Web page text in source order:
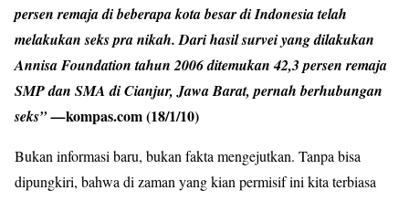
persen remaja di beberapa kota besar di Indonesia telah
melakukan seks pra nikah. Dari hasil survei yang dilakukan
Annisa Foundation tahun 2006 ditemukan 42,3 persen remaja
SMP dan SMA di Cianjur, Jawa Barat, pernah berhubungan
seks” —kompas.com (18/1/10)
Bukan informasi baru, bukan fakta mengejutkan. Tanpa bisa
dipungkiri, bahwa di zaman yang kian permisif ini kita terbiasa